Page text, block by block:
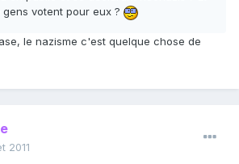
votent pour eux ?
le nazisme c'est quelque chose de
2011